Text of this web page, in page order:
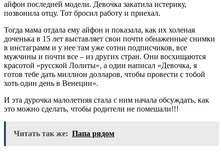
айфон последней модели. Девочка закатила истерику,
позвонила отцу. Тот бросил работу и приехал.
Тогда мама отдала ему айфон и показала, как их холеная
доченька в 15 лет выставляет свои почти обнаженные снимки
в инстаграмм и у нее там уже сотни подписчиков, все
мужчины и почти все – из других стран. Они восхищаются
красотой «русской Лолиты», а один написал «Девочка, я
готов тебе дать миллион долларов, чтобы провести с тобой
хоть один день в Венеции».
И эта дурочка малолетняя стала с ним начала обсуждать, как
это можно сделать, чтобы родители не помешали!!!
Читать так же: Папа рядом